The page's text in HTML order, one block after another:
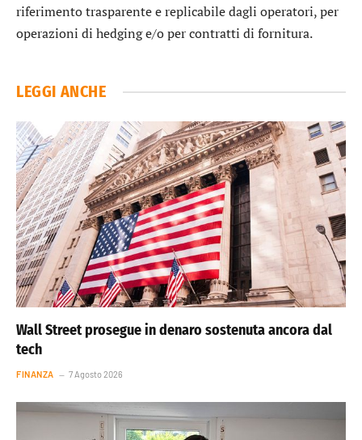
riferimento trasparente e replicabile dagli operatori, per
operazioni di hedging e/o per contratti di fornitura.
LEGGI ANCHE
Wall Street prosegue in denaro sostenuta ancora dal
tech
FINANZA 7 Agosto 2026